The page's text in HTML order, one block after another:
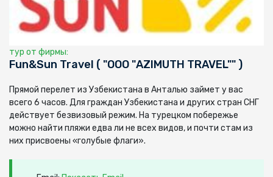
тур от фирмы:
Fun&Sun Travel ( "ООО "AZIMUTH TRAVEL"" )
Прямой перелет из Узбекистана в Анталью займет у вас
всего 6 часов. Для граждан Узбекистана и других стран СНГ
действует безвизовый режим. На турецком побережье
можно найти пляжи едва ли не всех видов, и почти стам из
них присвоены «голубые флаги».